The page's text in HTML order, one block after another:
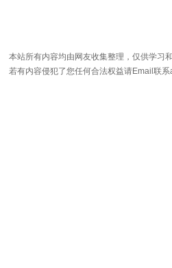
本站所有内容均由网友收集整理，仅供学习
若有内容侵犯了您任何合法权益请Email联